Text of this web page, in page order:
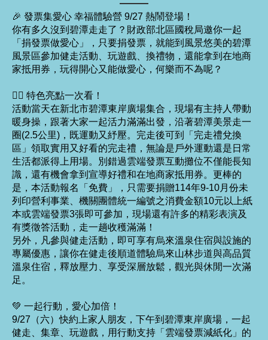
🎉 發票集愛心 幸福體驗營 9/27 熱鬧登場！
你有多久沒到碧潭走走了？財政部北區國稅局邀你一起
「捐發票做愛心」，只要捐發票，就能到風景悠美的碧潭
風景區參加健走活動、玩遊戲、換禮物，還能拿到在地商
家抵用券，玩得開心又能做愛心，何樂而不為呢？
🚶‍♂️ 特色亮點一次看！
活動當天在新北市碧潭東岸廣場集合，現場有主持人帶動
暖身操，跟著大家一起活力滿滿出發，沿著碧潭美景走一
圈(2.5公里)，既運動又紓壓。完走後可到「完走禮兌換
區」領取實用又好看的完走禮，無論是戶外運動還是日常
生活都派得上用場。別錯過雲端發票互動攤位不僅能長知
識，還有機會拿到宣導好禮和在地商家抵用券。更棒的
是，本活動報名「免費」，只需要捐贈114年9-10月份未
列印營利事業、機關團體統一編號之消費金額10元以上紙
本或雲端發票3張即可參加，現場還有許多的精彩表演及
有獎徵答活動，走一趟收穫滿滿！
另外，凡參與健走活動，即可享有烏來溫泉住宿與設施的
專屬優惠，讓你在健走後順道體驗烏來山林步道與高品質
溫泉住宿，釋放壓力、享受深層放鬆，觀光與休閒一次滿
足。
💚 一起行動，愛心加倍！
9/27（六）快約上家人朋友，下午到碧潭東岸廣場，一起
健走、集章、玩遊戲，用行動支持「雲端發票減紙化」的